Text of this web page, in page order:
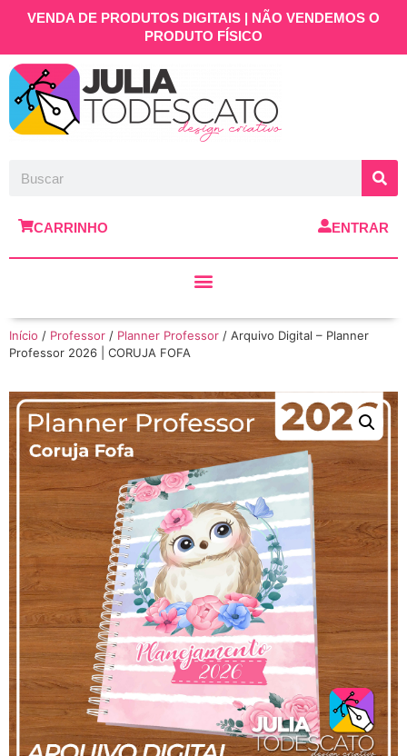
VENDA DE PRODUTOS DIGITAIS | NÃO VENDEMOS O
PRODUTO FÍSICO
CARRINHO ENTRAR
Início / Professor / Planner Professor / Arquivo Digital – Planner
Professor 2026 | CORUJA FOFA